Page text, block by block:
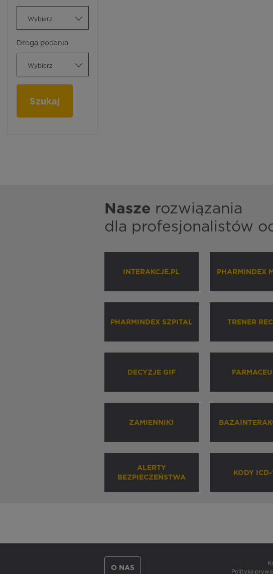
Wybierz
Droga podania
Wybierz
Szukaj
Nasze rozwiązania
dla profesjonalistów
INTERAKCJE.PL PHARMINDEX
PHARMINDEX SZPITAL TRENER
DECYZJE GIF
ZAMIENNIKI
ALERTY
BEZPIECZEŃSTWA
KODY
O NAS
Polityka